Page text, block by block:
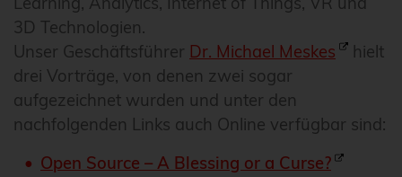
3D Technologien.
Unser Geschäftsführer Dr. Michael Meskes
hielt
drei Vorträge, von denen zwei sogar
aufgezeichnet wurden und unter den
nachfolgenden Links auch Online verfügbar sind:
Open Source – A Blessing or a Curse?